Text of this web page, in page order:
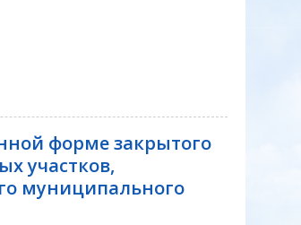
форме закрытого
участков,
муниципального